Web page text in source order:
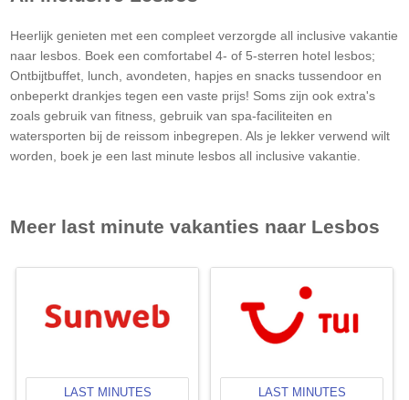
Heerlijk genieten met een compleet verzorgde all inclusive vakantie
naar lesbos. Boek een comfortabel 4- of 5-sterren hotel lesbos;
Ontbijtbuffet, lunch, avondeten, hapjes en snacks tussendoor en
onbeperkt drankjes tegen een vaste prijs! Soms zijn ook extra's
zoals gebruik van fitness, gebruik van spa-faciliteiten en
watersporten bij de reissom inbegrepen. Als je lekker verwend wilt
worden, boek je een last minute lesbos all inclusive vakantie.
Meer last minute vakanties naar Lesbos
LAST MINUTES LAST MINUTES